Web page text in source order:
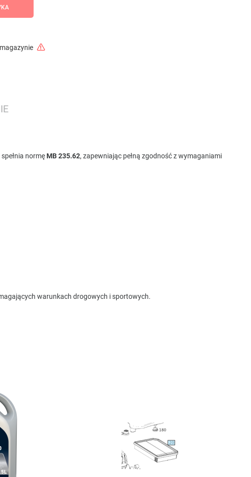
normę MB 235.62, zapewniając pełną zgodność z wymaganiami
warunkach drogowych i sportowych.